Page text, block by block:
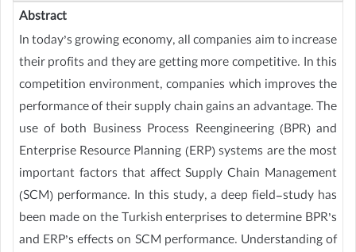
Abstract
In today’s growing economy, all companies aim to increase
their profits and they are getting more competitive. In this
competition environment, companies which improves the
performance of their supply chain gains an advantage. The
use of both Business Process Reengineering (BPR) and
Enterprise Resource Planning (ERP) systems are the most
important factors that affect Supply Chain Management
(SCM) performance. In this study, a deep field-study has
been made on the Turkish enterprises to determine BPR’s
and ERP’s effects on SCM performance. Understanding of